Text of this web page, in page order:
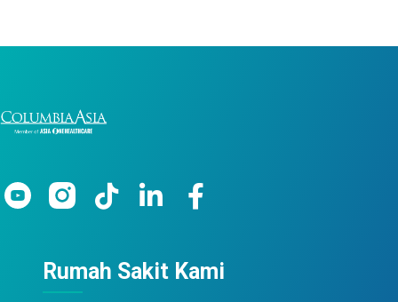
Rumah Sakit Kami